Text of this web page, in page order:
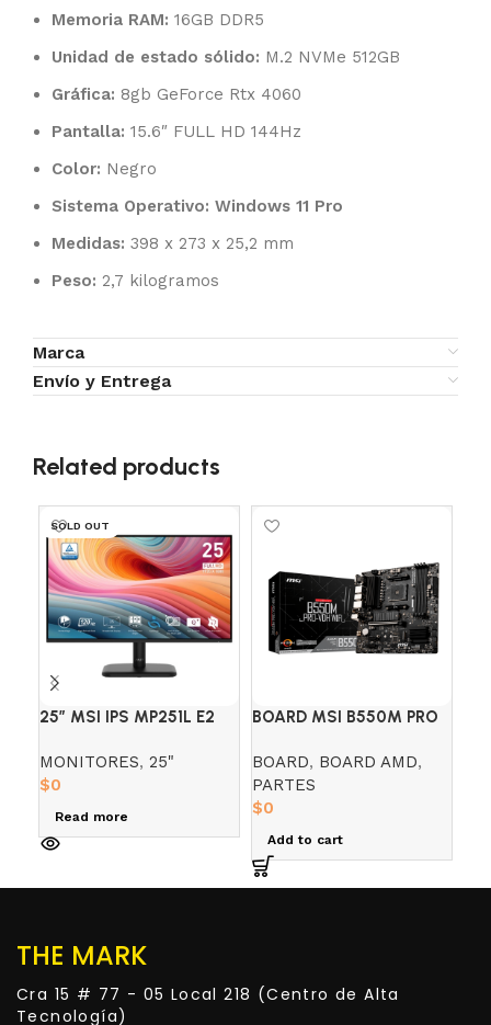
Memoria RAM: 16GB DDR5
Unidad de estado sólido: M.2 NVMe 512GB
Gráfica: 8gb GeForce Rtx 4060
Pantalla: 15.6″ FULL HD 144Hz
Color: Negro
Sistema Operativo: Windows 11 Pro
Medidas: 398 x 273 x 25,2 mm
Peso: 2,7 kilogramos
Marca
Envío y Entrega
Related products
SOLD OUT
25″ MSI IPS MP251L E2
MONITORES, 25"
$0
Read more
BOARD MSI B550M PRO
BOARD, BOARD AMD,
PARTES
$0
Add to cart
THE MARK
Cra 15 # 77 - 05 Local 218 (Centro de Alta
Tecnología)